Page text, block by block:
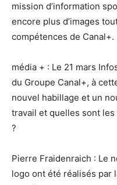
mission d’information
encore plus d’images
compétences de Canal+.
média + : Le 21 mars
du Groupe Canal+, à
nouvel habillage et un
travail et quelles sont
?
Pierre Fraidenraich : Le
logo ont été réalisés par